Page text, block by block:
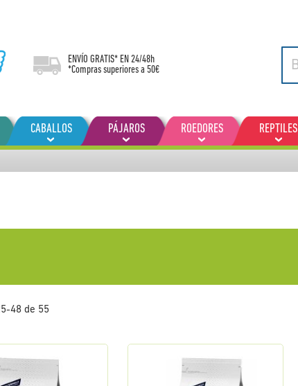
ENVÍO GRATIS* EN 24/48h
*Compras superiores a 50€
CABALLOS PÁJAROS ROEDORES REPTILES
-48 de 55